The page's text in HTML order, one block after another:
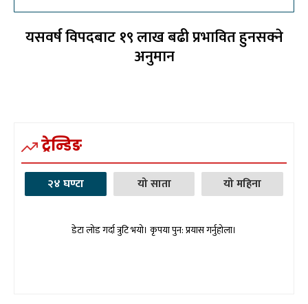
यसवर्ष विपदबाट १९ लाख बढी प्रभावित हुनसक्ने
अनुमान
ट्रेन्डिङ
२४ घण्टा यो साता यो महिना
डेटा लोड गर्दा त्रुटि भयो। कृपया पुन: प्रयास गर्नुहोला।